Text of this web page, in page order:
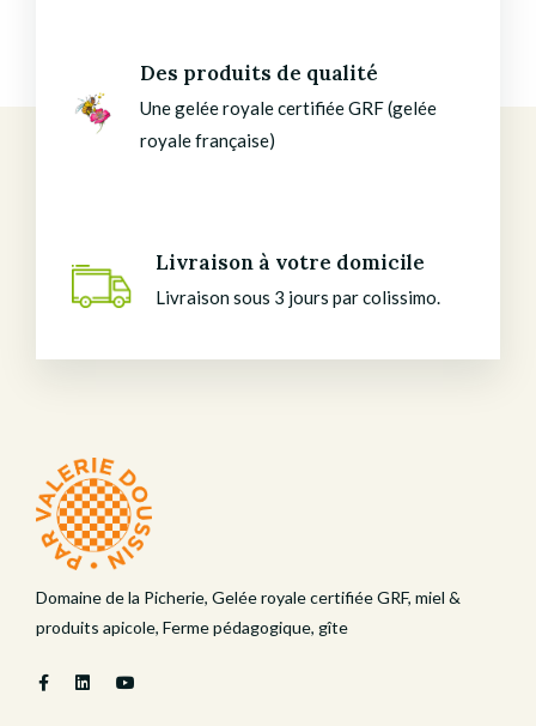
Des produits de qualité
Une gelée royale certifiée GRF (gelée
royale française)
Livraison à votre domicile
Livraison sous 3 jours par colissimo.
Domaine de la Picherie, Gelée royale certifiée GRF, miel &
produits apicole, Ferme pédagogique, gîte